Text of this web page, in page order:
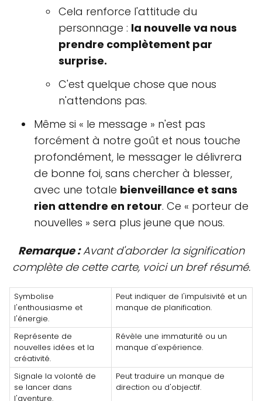
Cela renforce l'attitude du
personnage : la nouvelle va nous
prendre complètement par
surprise.
C'est quelque chose que nous
n'attendons pas.
Même si « le message » n'est pas
forcément à notre goût et nous touche
profondément, le messager le délivrera
de bonne foi, sans chercher à blesser,
avec une totale bienveillance et sans
rien attendre en retour. Ce « porteur de
nouvelles » sera plus jeune que nous.
Remarque :Avant d'aborder la signification
complète de cette carte, voici un bref résumé.
Symbolise
l'enthousiasme et
l'énergie.
Peut indiquer de l'impulsivité et un
manque de planification.
Représente de
nouvelles idées et la
créativité.
Révèle une immaturité ou un
manque d'expérience.
Signale la volonté de
se lancer dans
l'aventure.
Peut traduire un manque de
direction ou d'objectif.